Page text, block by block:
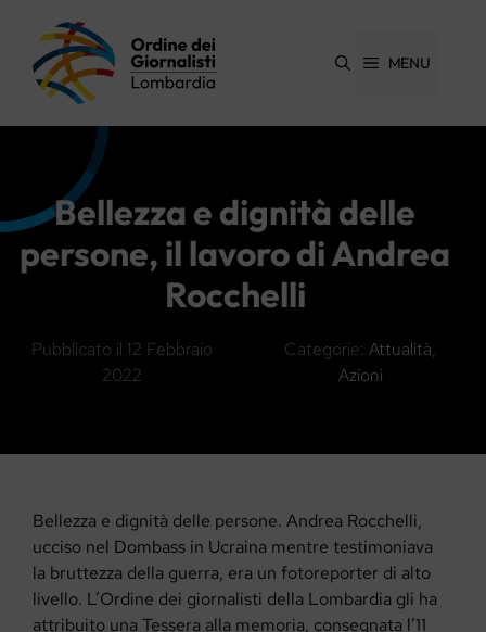
contenuto
MENU
Bellezza e dignità delle
persone, il lavoro di Andrea
Rocchelli
Pubblicato il 12 Febbraio
2022
Categorie:Attualità,
Azioni
Bellezza e dignità delle persone. Andrea Rocchelli,
ucciso nel Dombass in Ucraina mentre testimoniava
la bruttezza della guerra, era un fotoreporter di alto
livello. L’Ordine dei giornalisti della Lombardia gli ha
attribuito una Tessera alla memoria, consegnata l’11